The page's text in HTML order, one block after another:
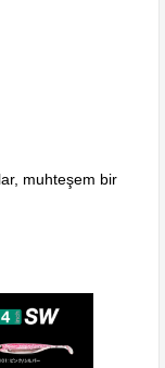
muhteşem bir